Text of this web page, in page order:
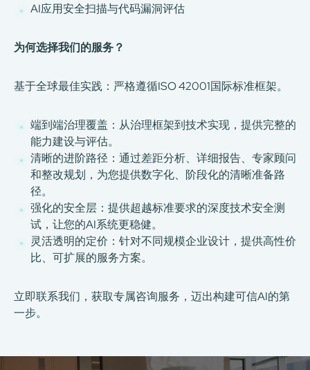
AI应用安全扫描与代码漏洞评估
为何选择我们的服务？
基于全球最佳实践：严格遵循ISO 42001国际标准框架。
端到端治理覆盖：从治理框架到技术实现，提供完整的
能力建设与评估。
清晰的进阶路径：通过差距分析、详细报告、专家顾问
和整改规划，为您提供数字化、阶段化的清晰准备路
径。
强化的安全层：提供超越标准要求的深度技术安全测
试，让您的AI系统更稳健。
灵活透明的定价：针对不同规模企业设计，提供高性价
比、可扩展的服务方案。
立即联系我们，获取专属咨询服务，迈出构建可信AI的第
一步。